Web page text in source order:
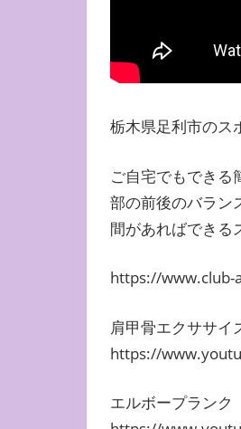
栃木県足利市のス
ご自宅でもできる
部の前後のバラン
間があればできる
https://
肩甲骨エクササイ
https://
エルボープランク